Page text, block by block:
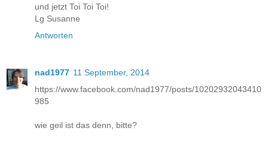
und jetzt Toi Toi Toi!
Lg Susanne
Antworten
nad1977 11 September, 2014
https://www.facebook.com/nad1977/posts/10202932043410
985
wie geil ist das denn, bitte?